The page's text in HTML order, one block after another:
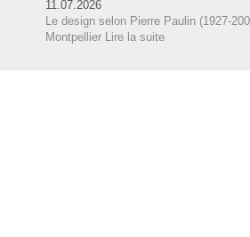
11.07.2026
Le design selon Pierre Paulin (1927-
Montpellier Lire la suite